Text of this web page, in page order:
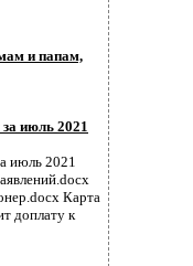
и папам,
июль 2021
июль 2021
Карта
доплату к